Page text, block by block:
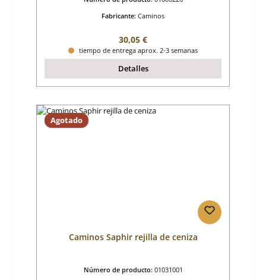
Fabricante: Caminos
Precio normal:
30,05 €
tiempo de entrega aprox. 2-3 semanas
Detalles
Agotado
Caminos Saphir rejilla de ceniza
Número de producto: 01031001